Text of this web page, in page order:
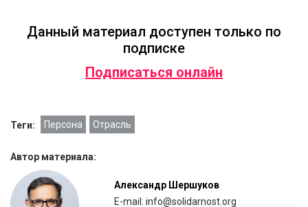
Данный материал доступен только по
подписке
Подписаться онлайн
Теги: Персона Отрасль
Автор материала:
Александр Шершуков
E-mail: info@solidarnost.org